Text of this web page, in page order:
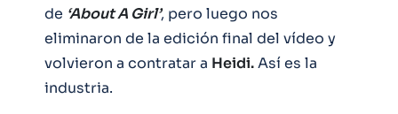
de ‘About A Girl’, pero luego nos
eliminaron de la edición final del vídeo y
volvieron a contratar a Heidi.Así es la
industria.